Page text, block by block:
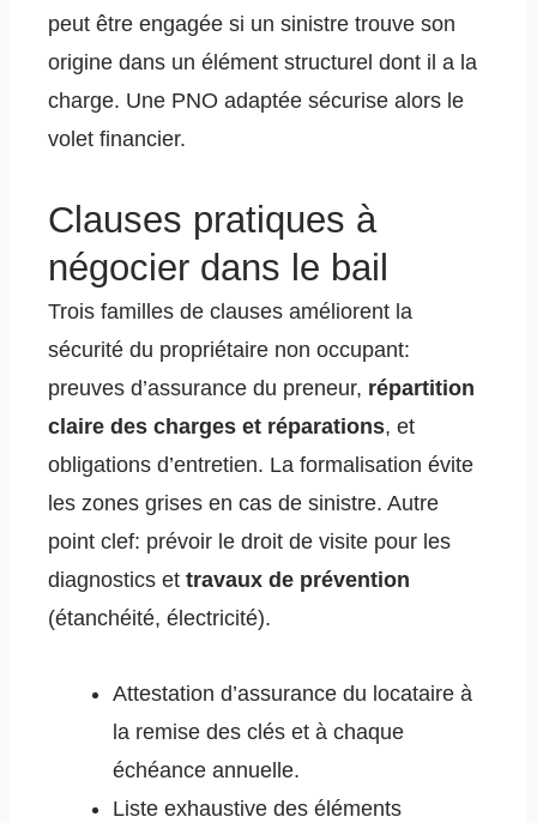
peut être engagée si un sinistre trouve son
origine dans un élément structurel dont il a la
charge. Une PNO adaptée sécurise alors le
volet financier.
Clauses pratiques à
négocier dans le bail
Trois familles de clauses améliorent la
sécurité du propriétaire non occupant:
preuves d’assurance du preneur, répartition
claire des charges et réparations, et
obligations d’entretien. La formalisation évite
les zones grises en cas de sinistre. Autre
point clef: prévoir le droit de visite pour les
diagnostics ettravaux de prévention
(étanchéité, électricité).
Attestation d’assurance du locataire à
la remise des clés et à chaque
échéance annuelle.
Liste exhaustive des éléments